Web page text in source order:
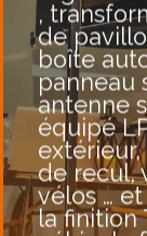
,
de
boîte
panneau
antenne
équipé
de recul,
vélos …
la finition